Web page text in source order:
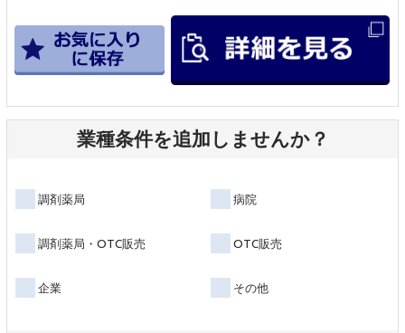
業種条件を追加しませんか？
調剤薬局 病院
調剤薬局・OTC販売 OTC販売
企業 その他